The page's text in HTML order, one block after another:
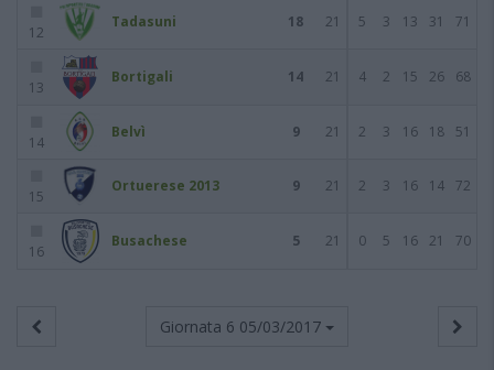
12
Tadasuni 18 21 5 3 13 31 71
13
Bortigali 14 21 4 2 15 26 68
14
Belvì 9 21 2 3 16 18 51
15
Ortuerese 2013 9 21 2 3 16 14 72
16
Busachese 5 21 0 5 16 21 70
Giornata 6 05/03/2017